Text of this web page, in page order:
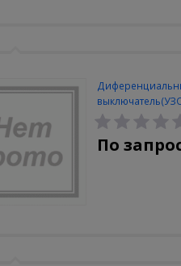
Schneider Electric
125A 300mA
По